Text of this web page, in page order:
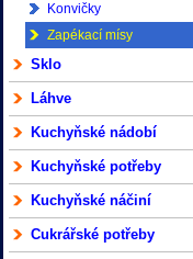
Konvičky
Zapékací mísy
Sklo
Láhve
Kuchyňské nádobí
Kuchyňské potřeby
Kuchyňské náčiní
Cukrářské potřeby